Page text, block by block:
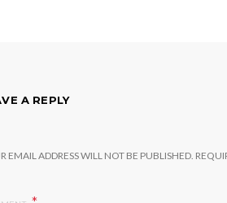
A REPLY
EMAIL ADDRESS WILL NOT BE PUBLISHED.